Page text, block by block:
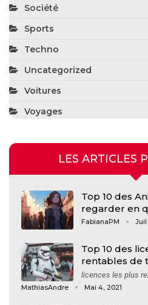
Société
Sports
Techno
Uncategorized
Voitures
Voyages
LES ARTICLES
Top 10 des
regarder en
FabianaPM Juil
Top 10 des
rentables de
licences les plus
MathiasAndre Mai 4, 2021